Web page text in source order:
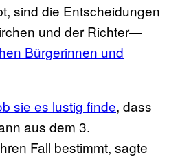
sind die Entscheidungen
und der Richter—
Bürgerinnen und
sie es lustig finde, dass
aus dem 3.
Fall bestimmt, sagte